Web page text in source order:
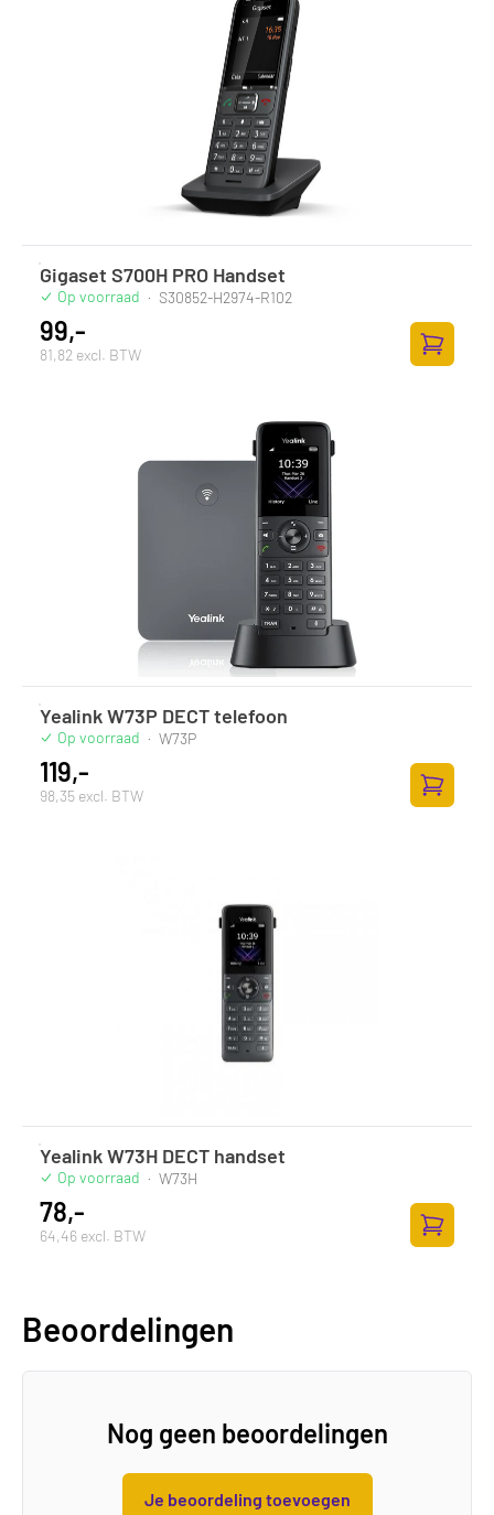
Gigaset S700H PRO Handset
Op voorraad · S30852-H2974-R102
99,-
81,82 excl. BTW
Yealink W73P DECT telefoon
Op voorraad · W73P
119,-
98,35 excl. BTW
Yealink W73H DECT handset
Op voorraad · W73H
78,-
64,46 excl. BTW
Beoordelingen
Nog geen beoordelingen
Je beoordeling toevoegen